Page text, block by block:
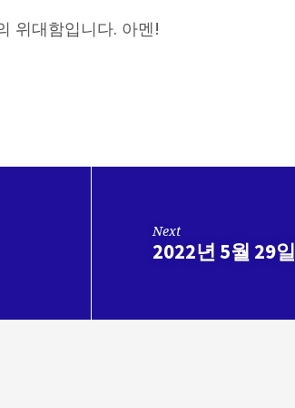
위대함입니다. 아멘!
Next
2022년 5월 29